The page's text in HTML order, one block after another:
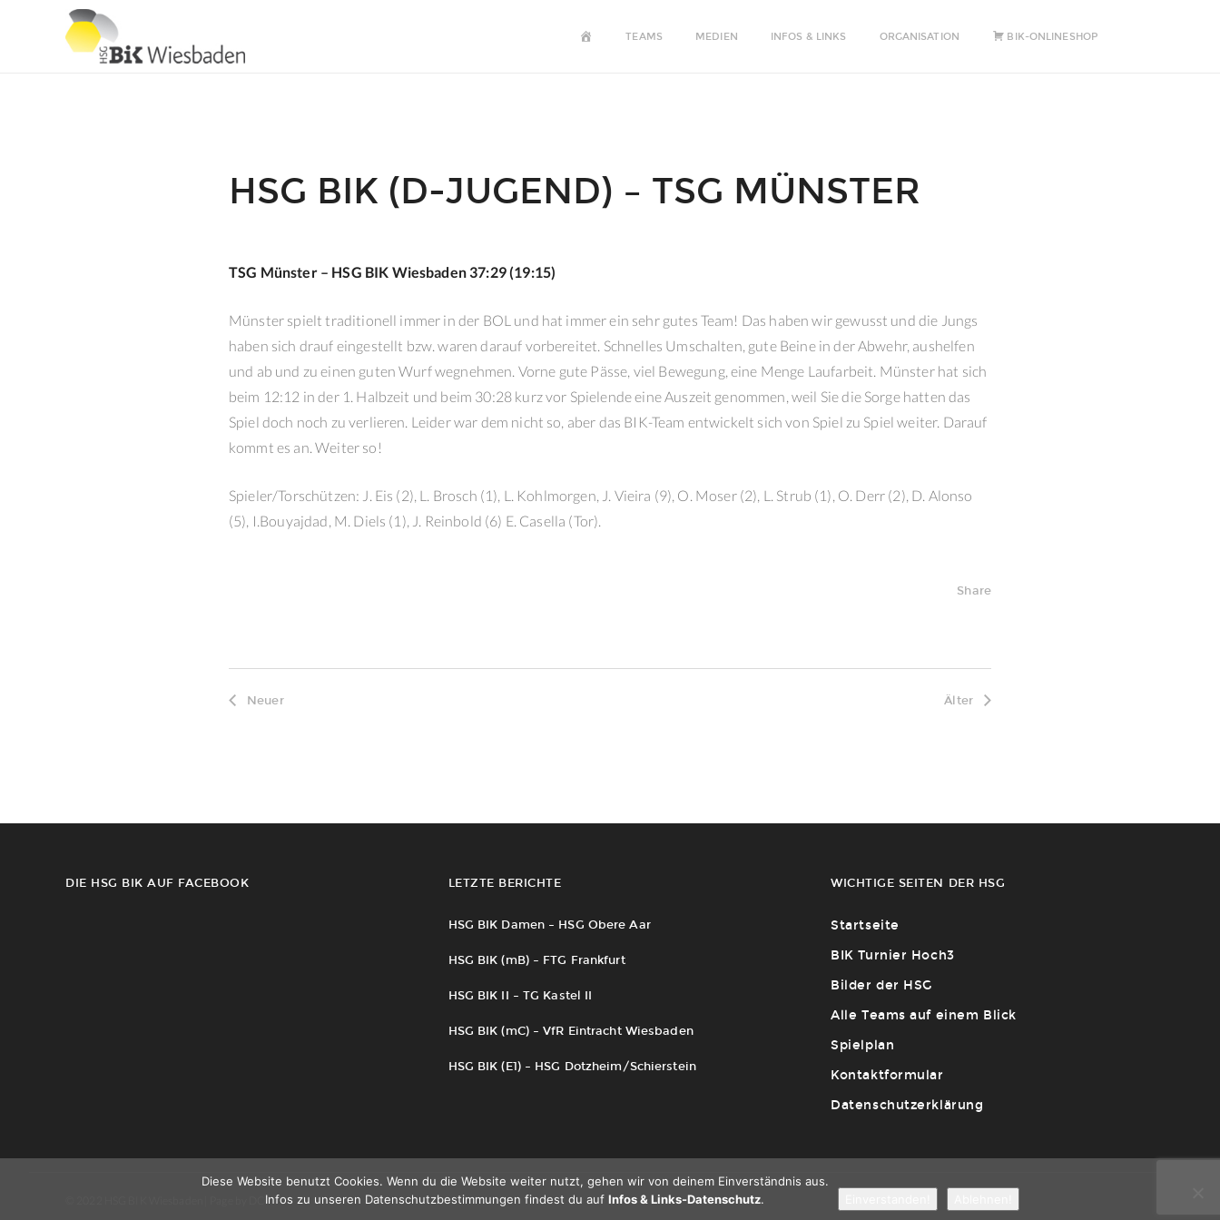
TEAMS MEDIEN INFOS & LINKS ORGANISATION BIK-ONLINESHOP
HSG BIK (D-JUGEND) – TSG MÜNSTER
TSG Münster – HSG BIK Wiesbaden 37:29 (19:15)
Münster spielt traditionell immer in der BOL und hat immer ein sehr gutes Team! Das haben wir gewusst und die Jungs
haben sich drauf eingestellt bzw. waren darauf vorbereitet. Schnelles Umschalten, gute Beine in der Abwehr, aushelfen
und ab und zu einen guten Wurf wegnehmen. Vorne gute Pässe, viel Bewegung, eine Menge Laufarbeit. Münster hat sich
beim 12:12 in der 1. Halbzeit und beim 30:28 kurz vor Spielende eine Auszeit genommen, weil Sie die Sorge hatten das
Spiel doch noch zu verlieren. Leider war dem nicht so, aber das BIK-Team entwickelt sich von Spiel zu Spiel weiter. Darauf
kommt es an. Weiter so!
Spieler/Torschützen: J. Eis (2), L. Brosch (1), L. Kohlmorgen, J. Vieira (9), O. Moser (2), L. Strub (1), O. Derr (2), D. Alonso
(5), I.Bouyajdad, M. Diels (1), J. Reinbold (6) E. Casella (Tor).
Share
Neuer Älter
DIE HSG BIK AUF FACEBOOK LETZTE BERICHTE
HSG BIK Damen – HSG Obere Aar
HSG BIK (mB) – FTG Frankfurt
HSG BIK II – TG Kastel II
HSG BIK (mC) – VfR Eintracht Wiesbaden
HSG BIK (E1) – HSG Dotzheim/Schierstein
WICHTIGE SEITEN DER HSG
Startseite
BIK Turnier Hoch3
Bilder der HSG
Alle Teams auf einem Blick
Spielplan
Kontaktformular
Datenschutzerklärung
Diese Website benutzt Cookies. Wenn du die Website weiter nutzt, gehen wir von deinem Einverständnis aus.
Infos zu unseren Datenschutzbestimmungen findest du auf Infos & Links-Datenschutz.